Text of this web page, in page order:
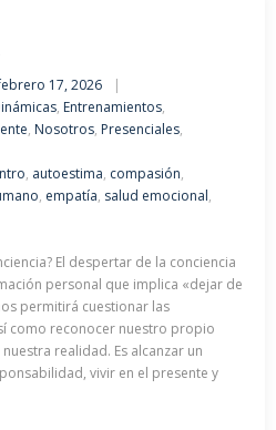
17, 2026
, Entrenamientos,
, Nosotros, Presenciales,
, autoestima, compasión,
, empatía, salud emocional,
El despertar de la conciencia
personal que implica «dejar de
permitirá cuestionar las
como reconocer nuestro propio
realidad. Es alcanzar un
vivir en el presente y